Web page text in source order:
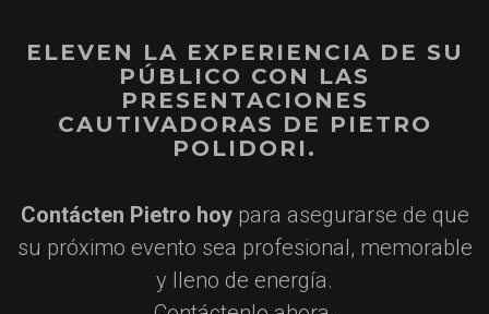
ELEVEN LA EXPERIENCIA DE SU
PÚBLICO CON LAS
PRESENTACIONES
CAUTIVADORAS DE PIETRO
POLIDORI.
Contácten Pietro hoy para asegurarse de que
su próximo evento sea profesional, memorable
y lleno de energía.